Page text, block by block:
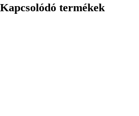
Kapcsolódó termékek